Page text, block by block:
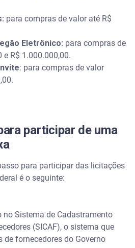
para compras de valor até R$
Eletrônico: para compras de
e R$ 1.000.000,00.
: para compras de valor
participar de uma
para participar das licitações
é o seguinte:
no Sistema de Cadastramento
(SICAF), o sistema que
de fornecedores do Governo